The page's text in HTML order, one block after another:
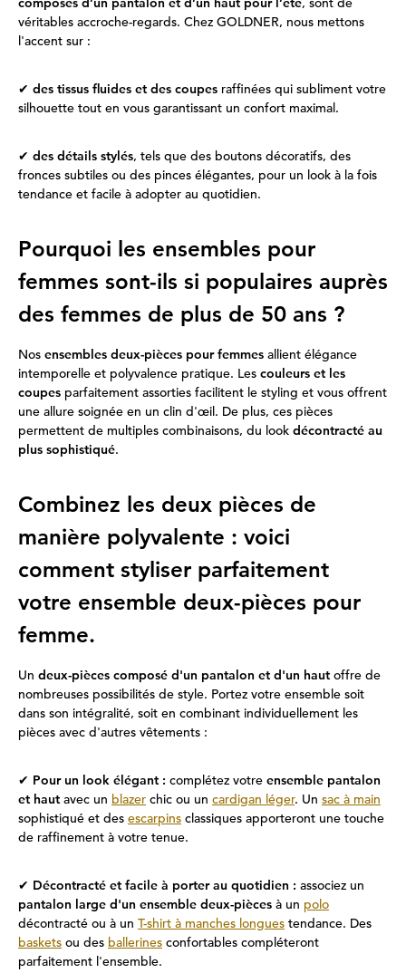
véritables accroche-regards. Chez GOLDNER, nous mettons
l'accent sur :
✔ des tissus fluides et des coupes raffinées qui subliment votre
silhouette tout en vous garantissant un confort maximal.
✔ des détails stylés, tels que des boutons décoratifs, des
fronces subtiles ou des pinces élégantes, pour un look à la fois
tendance et facile à adopter au quotidien.
Pourquoi les ensembles pour
femmes sont-ils si populaires auprès
des femmes de plus de 50 ans ?
Nos ensembles deux-pièces pour femmes allient élégance
intemporelle et polyvalence pratique. Les couleurs et les
coupes parfaitement assorties facilitent le styling et vous offrent
une allure soignée en un clin d'œil. De plus, ces pièces
permettent de multiples combinaisons, du look décontracté au
plus sophistiqué.
Combinez les deux pièces de
manière polyvalente : voici
comment styliser parfaitement
votre ensemble deux-pièces pour
femme.
Un deux-pièces composé d'un pantalon et d'un haut offre de
nombreuses possibilités de style. Portez votre ensemble soit
dans son intégralité, soit en combinant individuellement les
pièces avec d'autres vêtements :
✔ Pour un look élégant : complétez votre ensemble pantalon
et haut avec un blazer chic ou un cardigan léger. Un sac à main
sophistiqué et des escarpins classiques apporteront une touche
de raffinement à votre tenue.
✔ Décontracté et facile à porter au quotidien : associez un
pantalon large d'un ensemble deux-pièces à un polo
décontracté ou à un T-shirt à manches longues tendance. Des
baskets ou des ballerines confortables compléteront
parfaitement l'ensemble.